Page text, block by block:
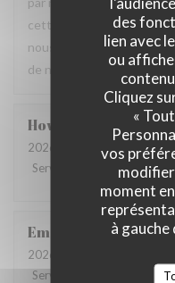
des
lien avec
ou
Cliquez
«
vos
moment
à gauche
cette expérience a
nous fait très plaisir.
de nouveau à La Closerie
Howard
2026-07-31
- 20:15 -
Service
Ambiance: 5/
Emanuele C
2026-07-31
Service
5/